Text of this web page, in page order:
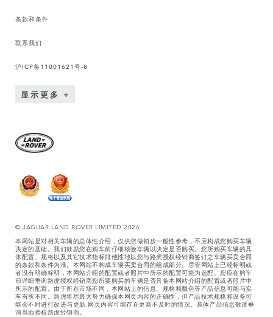
条款和条件
联系我们
沪ICP备11001621号-8
显示更多
© JAGUAR LAND ROVER LIMITED 2026
本网站是对相关车辆的总体性介绍，仅供您做初步一般性参考，不应构成您购买车辆
决定的基础。我们鼓励您在购车前仔细核验车辆以决定是否购买。您所购买车辆的具
体配置、规格以及其它技术指标排他性地以您与路虎授权经销商签订之车辆买卖合同
的条款和条件为准。本网站不构成车辆买卖合同的组成部分。尽管网站上已经标明或
者没有明确标明，本网站介绍的配置或者照片中所示的配置可能为选配。您应在购车
前详细垂询路虎授权经销商您所要购买的车辆是否具备本网站介绍的配置或者照片中
所示的配置。由于所在市场不同，本网站上的信息、规格和颜色等产品信息可能与实
车有所不同。路虎将尽最大努力确保本网页内容的正确性，但产品技术规格和设备可
能会不时进行改进与更新,网页内容可能存在更新不及时的情况。具体产品信息敬请垂
询当地授权路虎经销商。